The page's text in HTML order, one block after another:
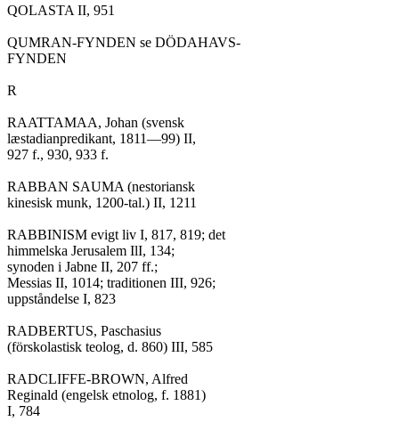
QOLASTA II, 951
QUMRAN-FYNDEN se DÖDAHAVS-
FYNDEN
R
RAATTAMAA, Johan (svensk
læstadianpredikant, 1811—99) II,
927 f., 930, 933 f.
RABBAN SAUMA (nestoriansk
kinesisk munk, 1200-tal.) II, 1211
RABBINISM evigt liv I, 817, 819; det
himmelska Jerusalem IlI, 134;
synoden i Jabne II, 207 ff.;
Messias II, 1014; traditionen III, 926;
uppståndelse I, 823
RADBERTUS, Paschasius
(förskolastisk teolog, d. 860) III, 585
RADCLIFFE-BROWN, Alfred
Reginald (engelsk etnolog, f. 1881)
I, 784